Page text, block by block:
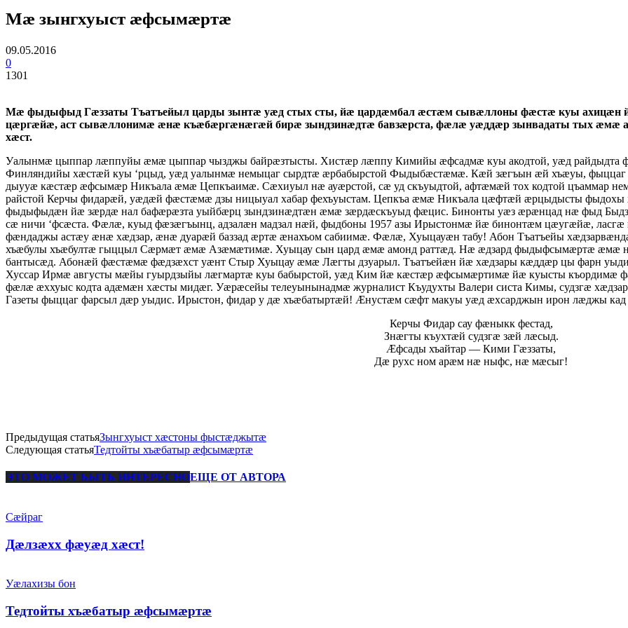
Мæ зынгхуыст æфсымæртæ
09.05.2016
0
1301
Мæ фыдыфыд Гæззаты Тъатъейыл царды зынтæ уæд стых сты, йæ цардæмбал æстæм сывæллоны фæстæ куы
цæргæйæ, аст сывæллонимæ æнæ къæбæргæнæгæй бирæ зындзинæдтæ бавзæрста, фæлæ уæддæр зынвадаты тых æмæ
хæст.
Уалынмæ цыппар лæппуйы æмæ цыппар чызджы байрæзтысты. Хистæр лæппу Кимийы æфсадмæ куы акодтой, уæд
Финляндийы хæстæй куы ‘рцыд, уæд уалынмæ немыцаг сырдтæ æрбабырстой Фыдыбæстæмæ. Кæй зæгъын æй хъæуы,
дыууæ кæстæр æфсымæр Никъала æмæ Цепкъаимæ. Сæхиуыл нæ ауæрстой, сæ уд скъуыдтой, афтæмæй тох кодтой цъаммар
райстой Керчы фидарæй, уæдæй фæстæмæ дзы ницыуал хабар фехъуыстам. Цепкъа æмæ Никъала цæфтæй æрцыдысты
фыдыфыдæн йæ зæрдæ нал бафæрæзта уыйбæрц зындзинæдтæн æмæ зæрдæскъуыд фæцис. Бинонты уæз æрæнцад нæ фыд
сæ ничи ‘фсæста. Фæлæ, куыд фæзæгъынц, адзалæн мадзал нæй, фыдбоны 1957 азы Ирыстонмæ йæ бинонтæм цæугæйæ,
фæндаджы астæу æнæ хæдзар, æнæ дуарæй баззад æртæ æнахъом сабиимæ. Фæлæ, Хуыцауæн табу! Абон Тъатъейы
хъæбулы хъæбултæ гыццыл Сæрмæт æмæ Азæмæтимæ. Хуыцау сын цард æмæ амонд раттæд. Нæ æдзард фыдыфсымæртæ æмæ
бантысæд. Абонæй фæстæмæ фæдзæхст уæнт Стыр Хуыцау æмæ Лæгты дзуарыл. Тъатъейæн йæ хæдзары кæддæр цы фарн
Хуссар Ирмæ августы мæйы гуырдзыйы лæгмартæ куы бабырстой, уæд Ким йæ кæстæр æфсымæртимæ йæ куысты къордимæ
фæлæ æххуыс кодта адæмæн хæсты мидæг. Уæрæсейы телеуынынадмæ журналист Къудухты Валери систа Кимы, судзгæ
Газеты фыццаг фарсыл дæр уыдис. Ирыстон, фидар у дæ хъæбатыртæй! Æнустæм сæфт макуы уæд æхсарджын ирон лæджы
Керчы Фидар сау фæныкк фестад,
Знæгты къухтæй судзгæ зæй лæсыд.
Æфсады хъайтар — Кими Гæззаты,
Дæ рухс ном арæм нæ ныфс, нæ мæсыг!
Предыдущая статьяЗынгхуыст хæстоны фыстæджытæ
Следующая статьяТедтойты хъæбатыр æфсымæртæ
ЭТО МОЖЕТ БЫТЬ ИНТЕРЕСНОЕЩЕ ОТ АВТОРА
Сæйраг
Дӕлзӕхх фӕуӕд хӕст!
Уæлахизы бон
Тедтойты хъæбатыр æфсымæртæ